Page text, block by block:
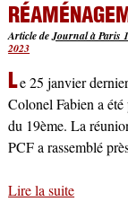
Article deJournal à Paris
2023
Le 25 janvier
Colonel Fabien a été
du 19ème. La
PCF a rassemblé
Lire la suite